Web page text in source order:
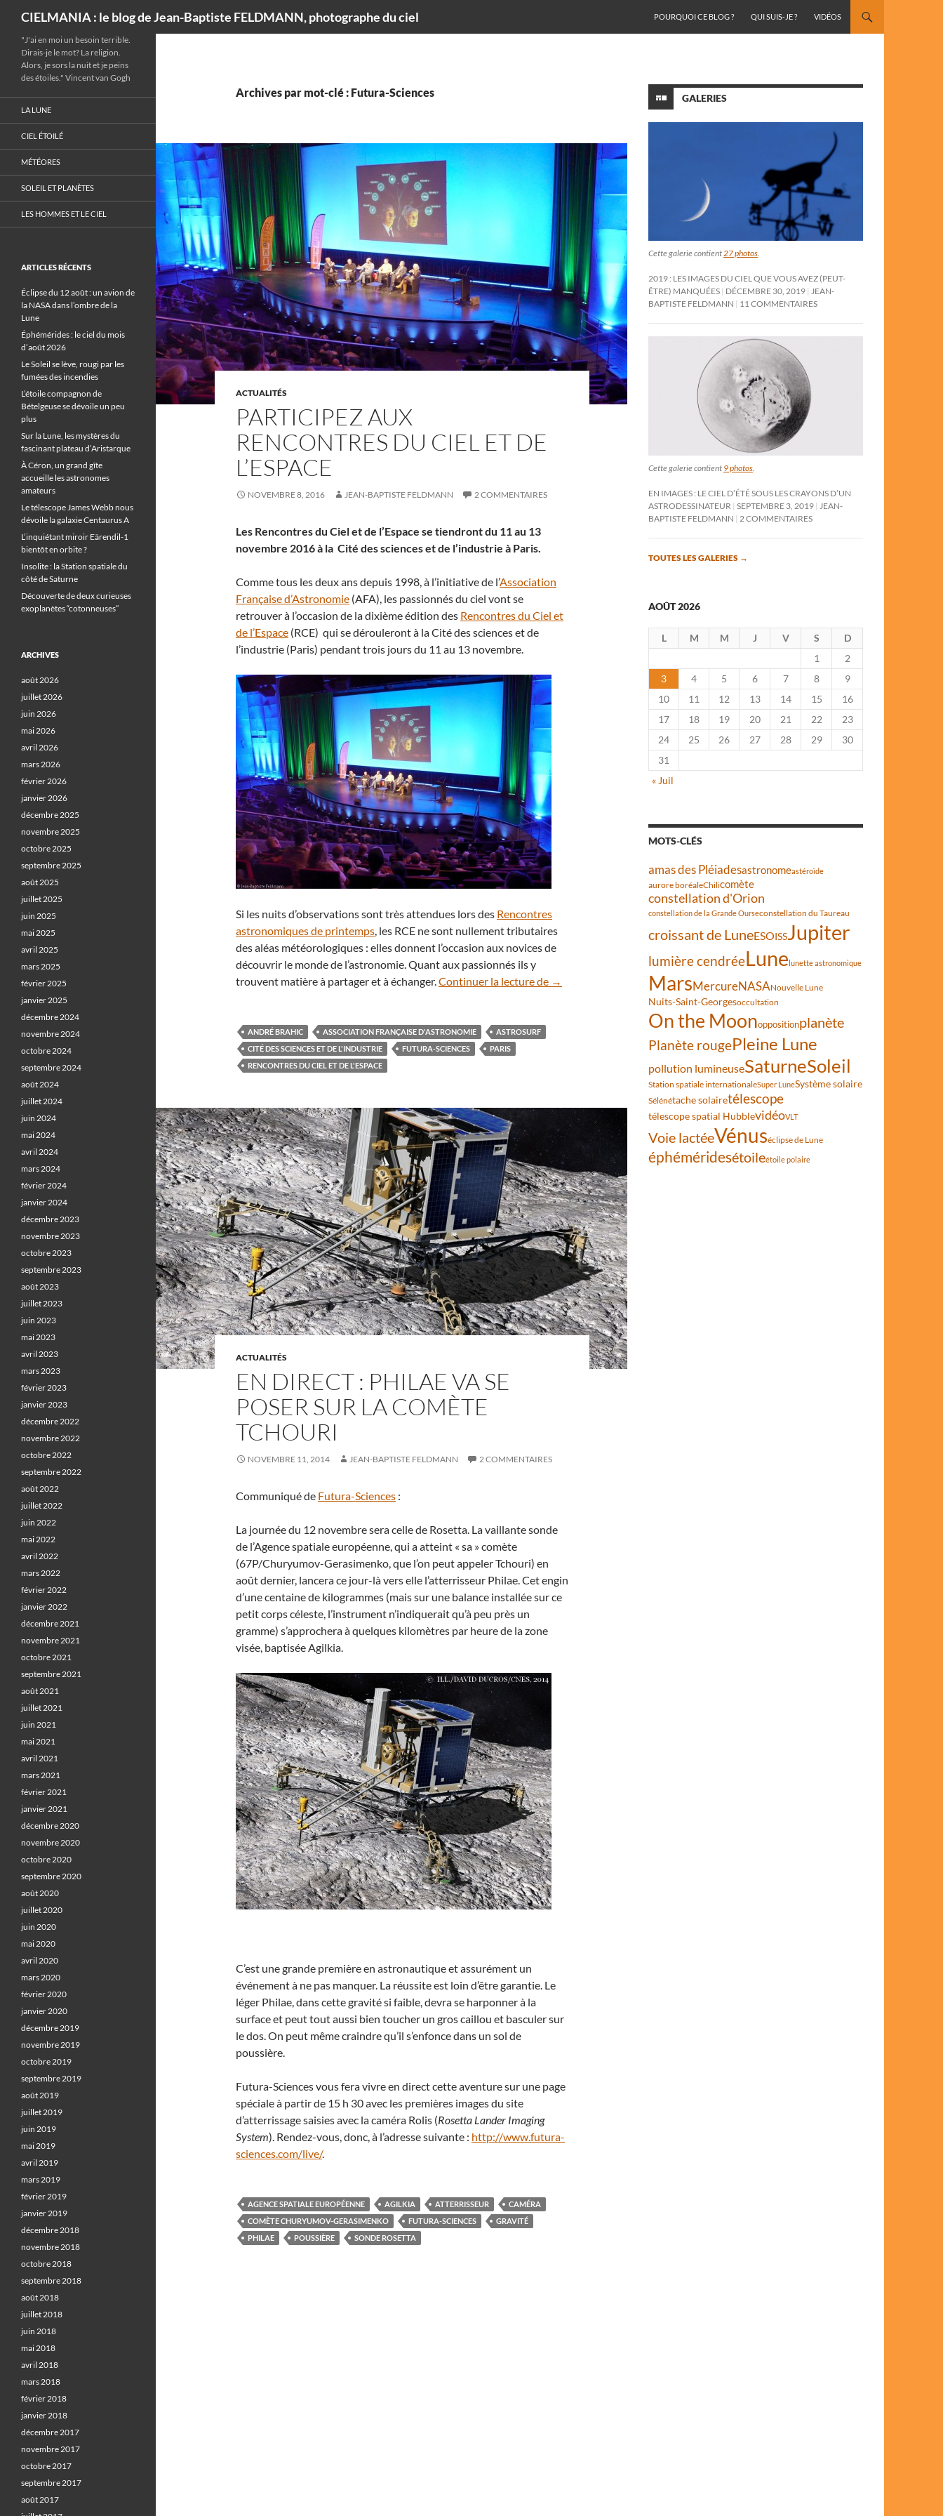
CIELMANIA : le blog de Jean-Baptiste FELDMANN, photographe du ciel
POURQUOI CE BLOG ?
QUI SUIS-JE ? VIDÉOS
Archives par mot-clé : Futura-Sciences
ACTUALITÉS
PARTICIPEZ AUX
RENCONTRES DU CIEL ET DE
L’ESPACE
NOVEMBRE 8, 2016 JEAN-BAPTISTE FELDMANN 2 COMMENTAIRES
Les Rencontres du Ciel et de l’Espace se tiendront du 11 au 13
novembre 2016 à la Cité des sciences et de l’industrie à Paris.
Comme tous les deux ans depuis 1998, à l’initiative de l’Association
Française d’Astronomie (AFA), les passionnés du ciel vont se
retrouver à l’occasion de la dixième édition des Rencontres du Ciel et
de l’Espace (RCE) qui se dérouleront à la Cité des sciences et de
l’industrie (Paris) pendant trois jours du 11 au 13 novembre.
Si les nuits d’observations sont très attendues lors des Rencontres
astronomiques de printemps, les RCE ne sont nullement tributaires
des aléas météorologiques : elles donnent l’occasion aux novices de
découvrir le monde de l’astronomie. Quant aux passionnés ils y
trouvent matière à partager et à échanger.Continuer la lecture de Participez aux Rencontres du Ciel et de l’Espace
→
ANDRÉ BRAHIC ASSOCIATION FRANÇAISE D'ASTRONOMIE
ASTROSURF
CITÉ DES SCIENCES ET DE L'INDUSTRIE
FUTURA-SCIENCES
PARIS
RENCONTRES DU CIEL ET DE L'ESPACE
ACTUALITÉS
EN DIRECT : PHILAE VA SE
POSER SUR LA COMÈTE
TCHOURI
NOVEMBRE 11, 2014 JEAN-BAPTISTE FELDMANN 2 COMMENTAIRES
Communiqué de Futura-Sciences :
La journée du 12 novembre sera celle de Rosetta. La vaillante sonde
de l’Agence spatiale européenne, qui a atteint « sa » comète
(67P/Churyumov-Gerasimenko, que l’on peut appeler Tchouri) en
août dernier, lancera ce jour-là vers elle l’atterrisseur Philae. Cet engin
d’une centaine de kilogrammes (mais sur une balance installée sur ce
petit corps céleste, l’instrument n’indiquerait qu’à peu près un
gramme) s’approchera à quelques kilomètres par heure de la zone
visée, baptisée Agilkia.
C’est une grande première en astronautique et assurément un
événement à ne pas manquer. La réussite est loin d’être garantie. Le
léger Philae, dans cette gravité si faible, devra se harponner à la
surface et peut tout aussi bien toucher un gros caillou et basculer sur
le dos. On peut même craindre qu’il s’enfonce dans un sol de
poussière.
Futura-Sciences vous fera vivre en direct cette aventure sur une page
spéciale à partir de 15 h 30 avec les premières images du site
d’atterrissage saisies avec la caméra Rolis (Rosetta Lander Imaging
System). Rendez-vous, donc, à l’adresse suivante : http://www.futura-
sciences.com/live/.
AGENCE SPATIALE EUROPÉENNE AGILKIA ATTERRISSEUR
CAMÉRA
COMÈTE CHURYUMOV-GERASIMENKO
FUTURA-SCIENCES
GRAVITÉ
PHILAE
POUSSIÈRE SONDE ROSETTA
GALERIES
Cette galerie contient27 photos.
2019 : LES IMAGES DU CIEL QUE VOUS AVEZ (PEUT-
ÊTRE) MANQUÉES DÉCEMBRE 30, 2019 JEAN-
BAPTISTE FELDMANN
11 COMMENTAIRES
Cette galerie contient 9 photos
EN IMAGES : LE CIEL D’ÉTÉ SOUS LES CRAYONS D’UN
ASTRODESSINATEUR SEPTEMBRE 3, 2019
JEAN-
BAPTISTE FELDMANN
2 COMMENTAIRES
TOUTES LES GALERIES →
AOÛT 2026
L M M J V S
D
1
2
3
4 5 6 7 8
9
10
11 12 13 14 15
16
17
18 19 20 21 22
23
24
25 26 27 28 29
30
31
« Juil
MOTS-CLÉS
amas des Pléiadesastronomeastéroïde
aurore boréaleChilicomète
constellation d'Orion
constellation de la Grande Ourseconstellation du Taureau
croissant de LuneESOISSJupiter
lumière cendréeLunelunette astronomique
MarsMercureNASANouvelle Lune
Nuits-Saint-Georgesoccultation
On the Moonoppositionplanète
Planète rougePleine Lune
pollution lumineuseSaturneSoleil
Station spatiale internationaleSuper LuneSystème solaire
Sélénétache solairetélescope
télescope spatial HubblevidéoVLT
Voie lactéeVénuséclipse de Lune
éphéméridesétoileétoile polaire
"J'ai en moi un besoin terrible.
Dirais-je le mot? La religion.
Alors, je sors la nuit et je peins
des étoiles." Vincent van Gogh
LA LUNE
CIEL ÉTOILÉ
MÉTÉORES
SOLEIL ET PLANÈTES
LES HOMMES ET LE CIEL
ARTICLES RÉCENTS
Éclipse du 12 août : un avion de
la NASA dans l’ombre de la
Lune
Éphémérides : le ciel du mois
d’août 2026
Le Soleil se lève, rougi par les
fumées des incendies
L’étoile compagnon de
Bételgeuse se dévoile un peu
plus
Sur la Lune, les mystères du
fascinant plateau d’Aristarque
À Céron, un grand gîte
accueille les astronomes
amateurs
Le télescope James Webb nous
dévoile la galaxie Centaurus A
L’inquiétant miroir Eärendil-1
bientôt en orbite ?
Insolite : la Station spatiale du
côté de Saturne
Découverte de deux curieuses
exoplanètes “cotonneuses”
ARCHIVES
août 2026
juillet 2026
juin 2026
mai 2026
avril 2026
mars 2026
février 2026
janvier 2026
décembre 2025
novembre 2025
octobre 2025
septembre 2025
août 2025
juillet 2025
juin 2025
mai 2025
avril 2025
mars 2025
février 2025
janvier 2025
décembre 2024
novembre 2024
octobre 2024
septembre 2024
août 2024
juillet 2024
juin 2024
mai 2024
avril 2024
mars 2024
février 2024
janvier 2024
décembre 2023
novembre 2023
octobre 2023
septembre 2023
août 2023
juillet 2023
juin 2023
mai 2023
avril 2023
mars 2023
février 2023
janvier 2023
décembre 2022
novembre 2022
octobre 2022
septembre 2022
août 2022
juillet 2022
juin 2022
mai 2022
avril 2022
mars 2022
février 2022
janvier 2022
décembre 2021
novembre 2021
octobre 2021
septembre 2021
août 2021
juillet 2021
juin 2021
mai 2021
avril 2021
mars 2021
février 2021
janvier 2021
décembre 2020
novembre 2020
octobre 2020
septembre 2020
août 2020
juillet 2020
juin 2020
mai 2020
avril 2020
mars 2020
février 2020
janvier 2020
décembre 2019
novembre 2019
octobre 2019
septembre 2019
août 2019
juillet 2019
juin 2019
mai 2019
avril 2019
mars 2019
février 2019
janvier 2019
décembre 2018
novembre 2018
octobre 2018
septembre 2018
août 2018
juillet 2018
juin 2018
mai 2018
avril 2018
mars 2018
février 2018
janvier 2018
décembre 2017
novembre 2017
octobre 2017
septembre 2017
août 2017